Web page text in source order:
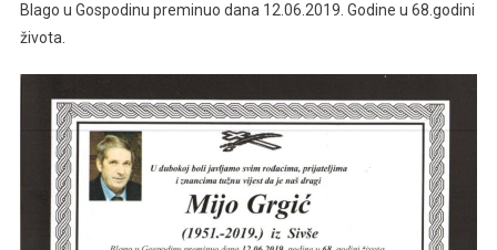
Blago u Gospodinu preminuo dana 12.06.2019. Godine u 68.godini
života.